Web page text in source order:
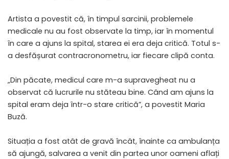
Artista a povestit că, în timpul sarcinii, problemele
medicale nu au fost observate la timp, iar în momentul
în care a ajuns la spital, starea ei era deja critică. Totul s-
a desfășurat contracronometru, iar fiecare clipă conta.
„Din păcate, medicul care m-a supravegheat nu a
observat că lucrurile nu stăteau bine. Când am ajuns la
spital eram deja într-o stare critică”, a povestit Maria
Buză.
Situația a fost atât de gravă încât, înainte ca ambulanța
să ajungă, salvarea a venit din partea unor oameni aflați